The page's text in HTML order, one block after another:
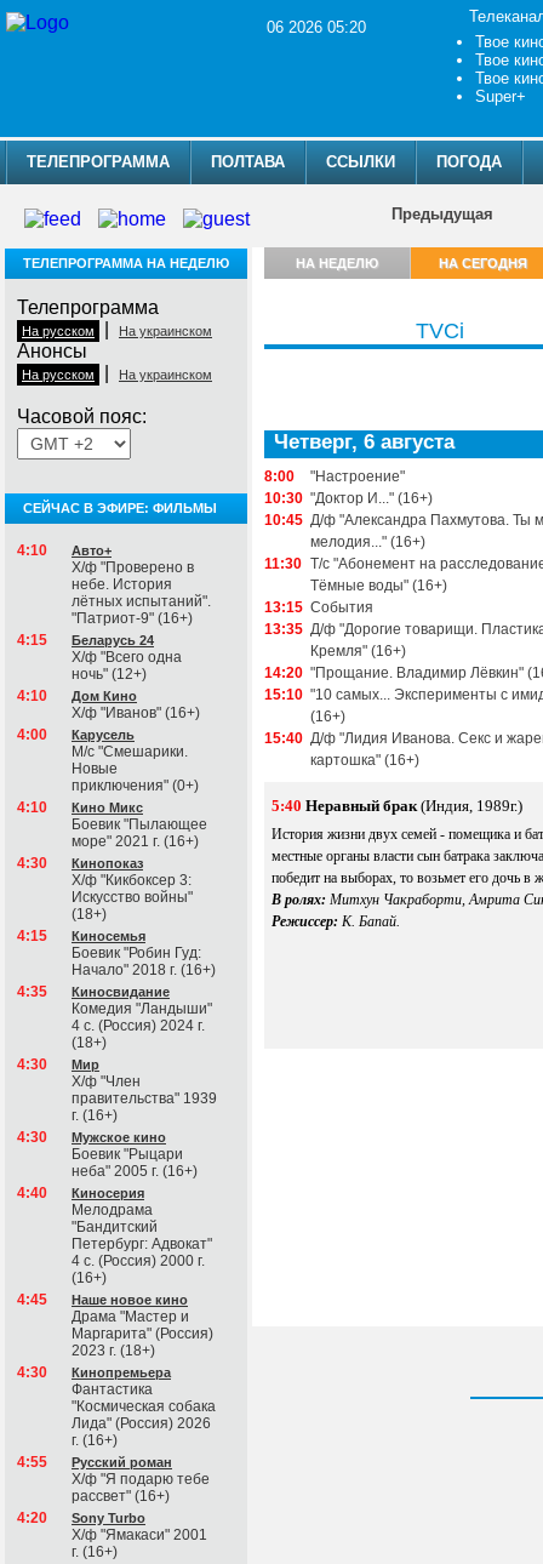
06 2026 05:20
Твое
Твое
Твое
Super+
ТЕЛЕПРОГРАММА ПОЛТАВА ССЫЛКИ ПОГОДА
Предыдущая
ТЕЛЕПРОГРАММА НА НЕДЕЛЮ
Телепрограмма
На русском На украинском
Анонсы
На русском На украинском
Часовой пояс:
СЕЙЧАС В ЭФИРЕ: ФИЛЬМЫ
4:10 Авто+
Х/ф "Проверено в
небе. История
лётных испытаний".
"Патриот-9" (16+)
4:15
Беларусь 24
Х/ф "Всего одна
ночь" (12+)
4:10
Дом Кино
Х/ф "Иванов" (16+)
4:00
Карусель
М/с "Смешарики.
Новые
приключения" (0+)
4:10
Кино Микс
Боевик "Пылающее
море" 2021 г. (16+)
4:30
Кинопоказ
Х/ф "Кикбоксер 3:
Искусство войны"
(18+)
4:15
Киносемья
Боевик "Робин Гуд:
Начало" 2018 г. (16+)
4:35
Киносвидание
Комедия "Ландыши"
4 с. (Россия) 2024 г.
(18+)
4:30
Мир
Х/ф "Член
правительства" 1939
г. (16+)
4:30
Мужское кино
Боевик "Рыцари
неба" 2005 г. (16+)
4:40
Киносерия
Мелодрама
"Бандитский
Петербург: Адвокат"
4 с. (Россия) 2000 г.
(16+)
4:45
Наше новое кино
Драма "Мастер и
Маргарита" (Россия)
2023 г. (18+)
4:30
Кинопремьера
Фантастика
"Космическая собака
Лида" (Россия) 2026
г. (16+)
4:55
Русский роман
Х/ф "Я подарю тебе
рассвет" (16+)
4:20
Sony Turbo
Х/ф "Ямакаси" 2001
г. (16+)
НА НЕДЕЛЮ НА СЕГОДНЯ
TVCi
Четверг, 6 августа
8:00
"Настроение"
10:30 "Доктор И..." (16+)
10:45 Д/ф "Александра Пахмутова. Ты
мелодия..." (16+)
11:30 Т/с "Абонемент на
Тёмные воды" (16+)
13:15 События
13:35 Д/ф "Дорогие товарищи.
Кремля" (16+)
14:20 "Прощание. Владимир Лёвкин"
15:10 "10 самых... Эксперименты с
(16+)
15:40 Д/ф "Лидия Иванова. Секс и
картошка" (16+)
5:40 Неравный брак(Индия, 1989г.)
История жизни двух семей - помещика и
местные органы власти сын батрака
победит на выборах, то возьмет его дочь в
В ролях: Митхун Чакраборти, Амрита
Режиссер: К. Бапай.